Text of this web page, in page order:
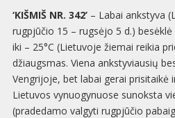
‘KIŠMIŠ NR. 342’– Labai ankstyva
rugpjūčio 15 – rugsėjo 5 d.)
iki – 25°C (Lietuvoje žiemai reikia
džiaugsmas. Viena ankstyviausių
Vengrijoje, bet labai gerai prisitaikė
Lietuvos vynuogynuose sunoksta
(pradedamo valgyti rugpjūčio